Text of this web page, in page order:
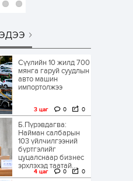
Сүүлийн 10 жилд 700
мянга гаруй суудлын
авто машин
импортолжээ
3 цаг 0 0
Б.Пүрэвдагва:
Найман салбарын
103 үйлчилгээний
бүртгэлийг
цуцалснаар бизнес
эрхлэхэд таатай...
4 цаг 0 0